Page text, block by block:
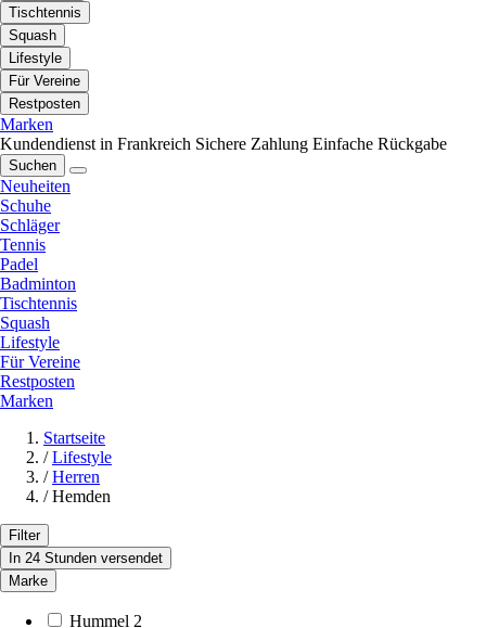
Tischtennis
Squash
Lifestyle
Für Vereine
Restposten
Marken
Kundendienst in Frankreich Sichere Zahlung Einfache Rückgabe
Suchen
Neuheiten
Schuhe
Schläger
Tennis
Padel
Badminton
Tischtennis
Squash
Lifestyle
Für Vereine
Restposten
Marken
Startseite
/ Lifestyle
/ Herren
/ Hemden
Filter
In 24 Stunden versendet
Marke
Hummel 2